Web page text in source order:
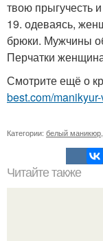
твою прыгучесть
19. одеваясь,
брюки. Мужчины
Перчатки
Смотрите ещё о
best.com/
Категории: белый маникюр
Читайте также